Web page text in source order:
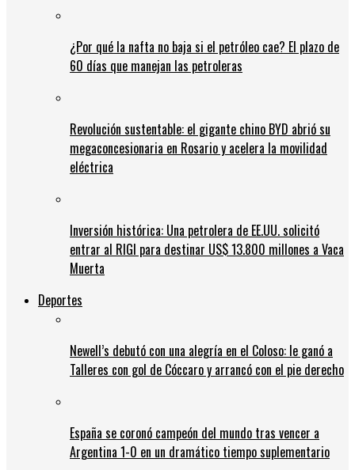
¿Por qué la nafta no baja si el petróleo cae? El plazo de
60 días que manejan las petroleras
Revolución sustentable: el gigante chino BYD abrió su
megaconcesionaria en Rosario y acelera la movilidad
eléctrica
Inversión histórica: Una petrolera de EE.UU. solicitó
entrar al RIGI para destinar US$ 13.800 millones a Vaca
Muerta
Deportes
Newell’s debutó con una alegría en el Coloso: le ganó a
Talleres con gol de Cóccaro y arrancó con el pie derecho
España se coronó campeón del mundo tras vencer a
Argentina 1-0 en un dramático tiempo suplementario